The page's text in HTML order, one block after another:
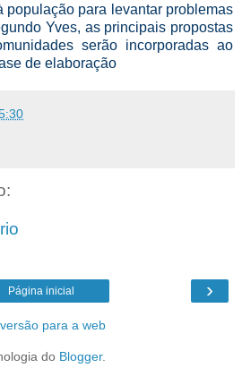
população para levantar problemas
Yves, as principais propostas
serão incorporadas ao
de elaboração
›
Página inicial
para a web
do Blogger.